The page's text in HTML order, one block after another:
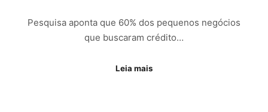
Pesquisa aponta que 60% dos pequenos negócios
que buscaram crédito…
Leia mais